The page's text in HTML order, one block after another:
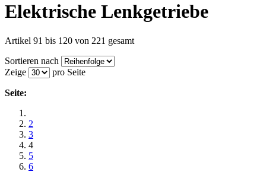
Elektrische Lenkgetriebe
Artikel 91 bis 120 von 221 gesamt
Sortieren nach
Zeige
pro Seite
Seite:
2
3
4
5
6